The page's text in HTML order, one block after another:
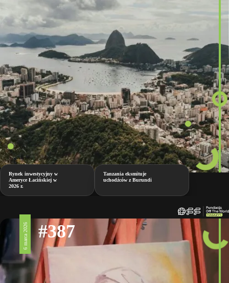
Rynek inwestycyjny w
Ameryce Łacińskiej w
2026 r.
Tanzania eksmituje
uchodźców z Burundi
6 marca 2026 #387